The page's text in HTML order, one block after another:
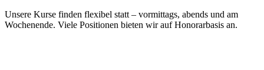
Unsere Kurse finden flexibel statt – vormittags, abends und am
Wochenende. Viele Positionen bieten wir auf Honorarbasis an.